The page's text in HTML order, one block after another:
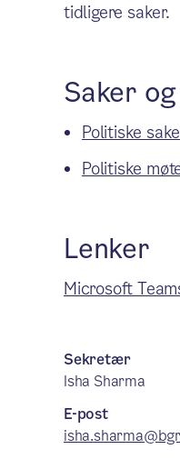
tidligere saker.
Saker
Politiske
Politiske
Lenker
Microsoft
Sekretær
Isha Sharma
E-post